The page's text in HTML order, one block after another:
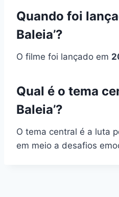
Quando foi
Baleia’?
O filme foi lançado em
Qual é o tema
Baleia’?
O tema central é a luta
em meio a desafios